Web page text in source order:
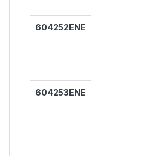
604252ENE
604253ENE